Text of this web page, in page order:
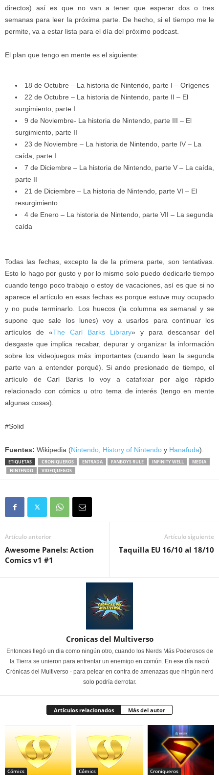
directos) así es que no van a tener que esperar dos o tres
semanas para leer la próxima parte. De hecho, si el tiempo me le
permite, va a estar lista para el día del próximo podcast.
El plan que tengo en mente es el siguiente:
18 de Octubre – La historia de Nintendo, parte I – Orígenes
22 de Octubre – La historia de Nintendo, parte II – El
surgimiento, parte I
9 de Noviembre- La historia de Nintendo, parte III – El
surgimiento, parte II
23 de Noviembre – La historia de Nintendo, parte IV – La
caída, parte I
7 de Diciembre – La historia de Nintendo, parte V – La caída,
parte II
21 de Diciembre – La historia de Nintendo, parte VI – El
resurgimiento
4 de Enero – La historia de Nintendo, parte VII – La segunda
caída
Todas las fechas, excepto la de la primera parte, son tentativas.
Esto lo hago por gusto y por lo mismo solo puedo dedicarle tiempo
cuando tengo poco trabajo o estoy de vacaciones, así es que si no
aparece el artículo en esas fechas es porque estuve muy ocupado
y no pude terminarlo. Los huecos (la columna es semanal y se
supone que sale los lunes) voy a usarlos para continuar los
artículos de «The Carl Barks Library» y para descansar del
desgaste que implica recabar, depurar y organizar la información
sobre los videojuegos más importantes (cuando lean la segunda
parte van a entender porqué). Si ando presionado de tiempo, el
artículo de Carl Barks lo voy a catafixiar por algo rápido
relacionado con cómics u otro tema de interés (tengo en mente
algunas cosas).
#Solid
Fuentes: Wikipedia (Nintendo History of Nintendo y Hanafuda).
ETIQUETAS CRONIQUEROS ENTRADA FANBOYS RULE INFINITY WELL
MEDIA
NINTENDO
VIDEOJUEGOS
Artículo anterior
Awesome Panels: Action
Comics v1 #1
Artículo siguiente
Taquilla EU 16/10 al 18/10
Cronicas del Multiverso
Entonces llegó un dia como ningún otro, cuando los Nerds Más Poderosos de
la Tierra se unieron para enfrentar un enemigo en común. En ese día nació
Crónicas del Multiverso - para pelear en contra de amenazas que ningún nerd
solo podría derrotar.
Artículos relacionados Más del autor
Cómics Cómics Croniqueros